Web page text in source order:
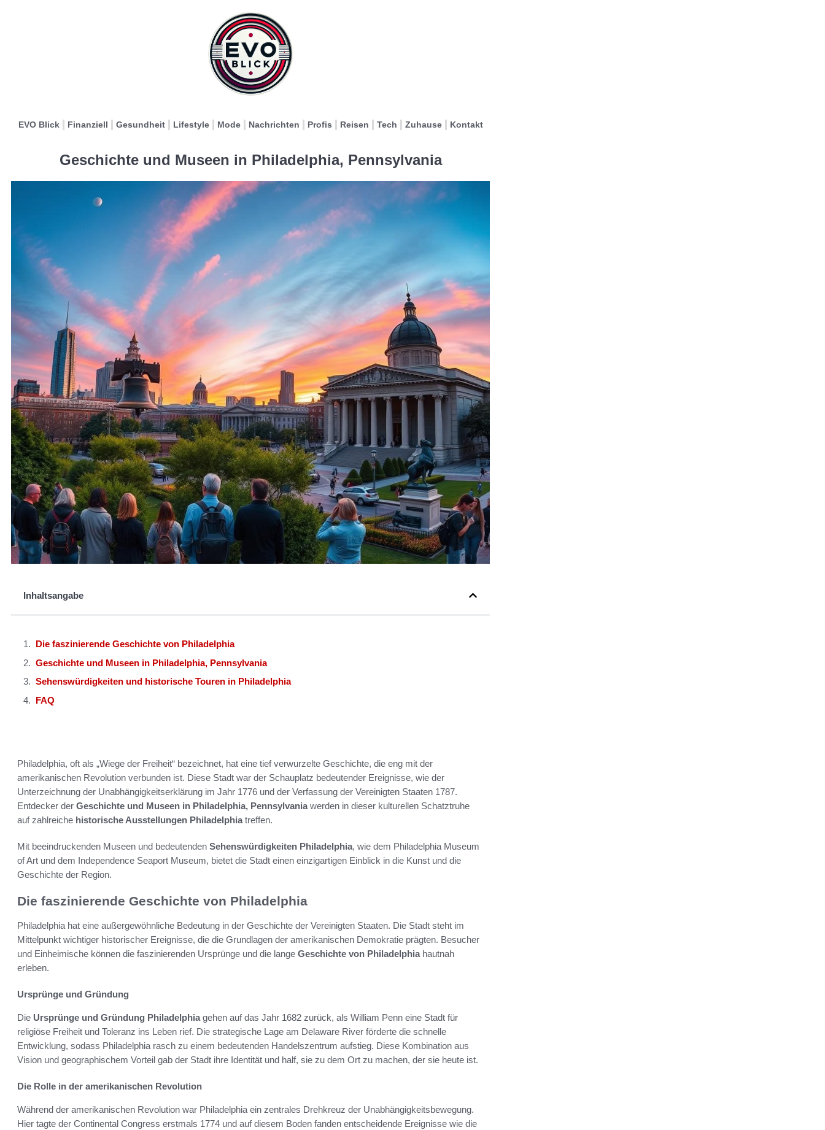
EVO Blick Finanziell Gesundheit Lifestyle Mode Nachrichten Profis Reisen Tech Zuhause Kontakt
Geschichte und Museen in Philadelphia, Pennsylvania
Inhaltsangabe
Die faszinierende Geschichte von Philadelphia
Geschichte und Museen in Philadelphia, Pennsylvania
Sehenswürdigkeiten und historische Touren in Philadelphia
FAQ
Philadelphia, oft als „Wiege der Freiheit“ bezeichnet, hat eine tief verwurzelte Geschichte, die eng mit der
amerikanischen Revolution verbunden ist. Diese Stadt war der Schauplatz bedeutender Ereignisse, wie der
Unterzeichnung der Unabhängigkeitserklärung im Jahr 1776 und der Verfassung der Vereinigten Staaten 1787.
Entdecker der Geschichte und Museen in Philadelphia, Pennsylvaniawerden in dieser kulturellen Schatztruhe
auf zahlreiche historische Ausstellungen Philadelphiatreffen.
Mit beeindruckenden Museen und bedeutenden Sehenswürdigkeiten Philadelphia, wie dem Philadelphia Museum
of Art und dem Independence Seaport Museum, bietet die Stadt einen einzigartigen Einblick in die Kunst und die
Geschichte der Region.
Die faszinierende Geschichte von Philadelphia
Philadelphia hat eine außergewöhnliche Bedeutung in der Geschichte der Vereinigten Staaten. Die Stadt steht im
Mittelpunkt wichtiger historischer Ereignisse, die die Grundlagen der amerikanischen Demokratie prägten. Besucher
und Einheimische können die faszinierenden Ursprünge und die lange Geschichte von Philadelphiahautnah
erleben.
Ursprünge und Gründung
Die Ursprünge und Gründung Philadelphiagehen auf das Jahr 1682 zurück, als William Penn eine Stadt für
religiöse Freiheit und Toleranz ins Leben rief. Die strategische Lage am Delaware River förderte die schnelle
Entwicklung, sodass Philadelphia rasch zu einem bedeutenden Handelszentrum aufstieg. Diese Kombination aus
Vision und geographischem Vorteil gab der Stadt ihre Identität und half, sie zu dem Ort zu machen, der sie heute ist.
Die Rolle in der amerikanischen Revolution
Während der amerikanischen Revolution war Philadelphia ein zentrales Drehkreuz der Unabhängigkeitsbewegung.
Hier tagte der Continental Congress erstmals 1774 und auf diesem Boden fanden entscheidende Ereignisse wie die